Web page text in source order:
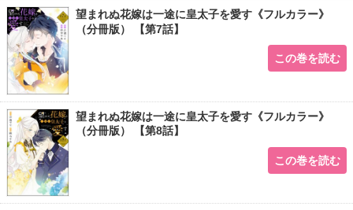
望まれぬ花嫁は一途に皇太子を愛す《フルカラー》
（分冊版） 【第7話】
この巻を読む
望まれぬ花嫁は一途に皇太子を愛す《フルカラー》
（分冊版） 【第8話】
この巻を読む